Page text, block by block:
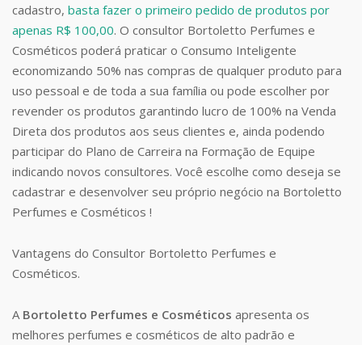
cadastro, basta fazer o primeiro pedido de produtos por
apenas R$ 100,00. O consultor Bortoletto Perfumes e
Cosméticos poderá praticar o Consumo Inteligente
economizando 50% nas compras de qualquer produto para
uso pessoal e de toda a sua família ou pode escolher por
revender os produtos garantindo lucro de 100% na Venda
Direta dos produtos aos seus clientes e, ainda podendo
participar do Plano de Carreira na Formação de Equipe
indicando novos consultores. Você escolhe como deseja se
cadastrar e desenvolver seu próprio negócio na Bortoletto
Perfumes e Cosméticos !
Vantagens do Consultor Bortoletto Perfumes e
Cosméticos.
A Bortoletto Perfumes e Cosméticos apresenta os
melhores perfumes e cosméticos de alto padrão e